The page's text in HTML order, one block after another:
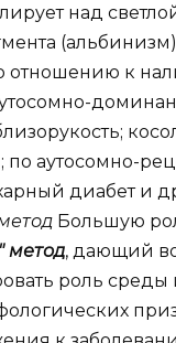
над
отношению к
по аутосомно-
диабет и
Большую
метод, дающий
роль среды